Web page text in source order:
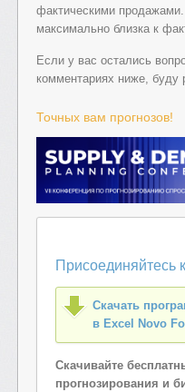
фактическими
максимально близка к
Если у вас остались
комментариях ниже, буду
Точных вам прогнозов!
Присоединяйтесь
Скачать
в Excel Novo
Скачивайте
прогнозирования и